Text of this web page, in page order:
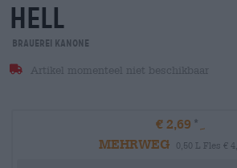
hell
Brauerei Kanone
Artikel momenteel niet beschikbaar
€ 2,69
MEHRWEG
0,50 L Fles €